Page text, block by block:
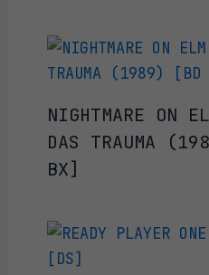
NIGHTMARE ON
DAS TRAUMA
BX]